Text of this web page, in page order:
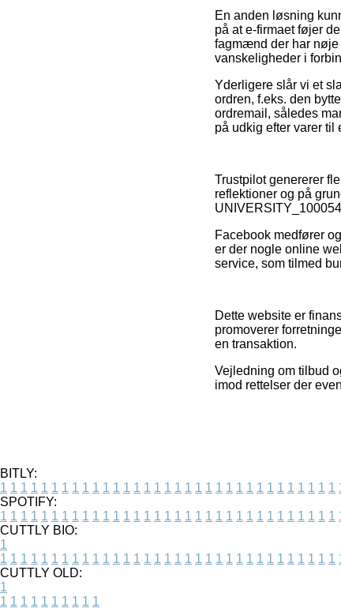
En anden løsning
på at e-firmaet føjer
fagmænd der har
vanskeligheder i
Yderligere slår vi et
ordren, f.eks. den
ordremail, således
på udkig efter varer til
Trustpilot genererer
reflektioner og på
Facebook medfører
er der nogle online
service, som tilmed
Dette website er
promoverer
en transaktion.
Vejledning om tilbud
imod rettelser der
BITLY:
1 1 1 1 1 1 1 1 1 1 1 1 1 1 1 1 1 1 1 1 1 1 1 1 1 1 1 1 1 1 1 1 1
SPOTIFY:
1 1 1 1 1 1 1 1 1 1 1 1 1 1 1 1 1 1 1 1 1 1 1 1 1 1 1 1 1 1 1 1 1
CUTTLY BIO:
1
1 1 1 1 1 1 1 1 1 1 1 1 1 1 1 1 1 1 1 1 1 1 1 1 1 1 1 1 1 1 1 1 1
CUTTLY OLD:
1
1 1 1 1 1 1 1 1 1 1